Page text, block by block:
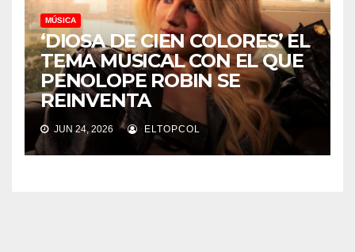
MÚSICA
‘DIOSA DE CIEN COLORES’ EL
TEMA MUSICAL CON EL QUE
PENOLOPE ROBIN SE
REINVENTA
JUN 24, 2026 ELTOPCOL